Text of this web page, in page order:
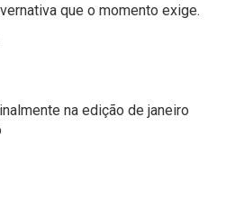
que o momento exige.
na edição de janeiro